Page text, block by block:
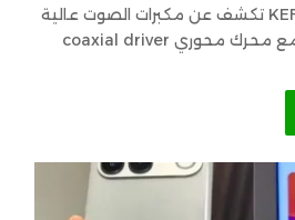
هذا الموضوع شركة KEF تكشف عن مكبرات الصوت عالية
الدقة LS Luxe hi-fi مع محرك محوري coaxial driver